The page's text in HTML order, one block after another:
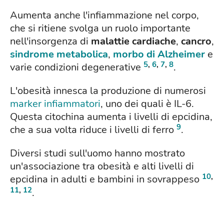
Aumenta anche l'infiammazione nel corpo,
che si ritiene svolga un ruolo importante
nell'insorgenza di malattie cardiache, cancro,
sindrome metabolica, morbo di Alzheimer e
varie condizioni degenerative 5, 6, 7, 8.
L'obesità innesca la produzione di numerosi
marker infiammatori, uno dei quali è IL-6.
Questa citochina aumenta i livelli di epcidina,
che a sua volta riduce i livelli di ferro 9.
Diversi studi sull'uomo hanno mostrato
un'associazione tra obesità e alti livelli di
epcidina in adulti e bambini in sovrappeso 10,
11, 12.